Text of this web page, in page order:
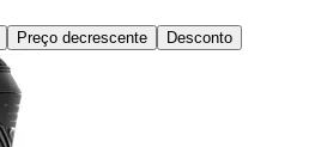
Preço decrescente Desconto